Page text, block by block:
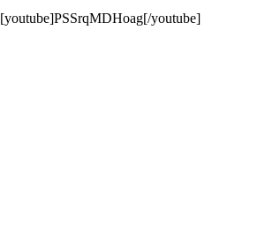
[youtube]PSSrqMDHoag[/youtube]